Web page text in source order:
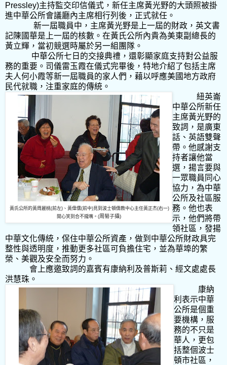
Pressley)主持監交印信儀式，新任主席黃光野的大頭照被掛
進中華公所會議廳內主席相行列後，正式就任。
新一屆職員中，主席黃光野是上一屆的財政，英文書
記陳國華是上一屆的核數。在黃氏公所內貴為美東副總長的
黃立輝，當初競選時屬於另一組團隊。
中華公所七日的交接典禮，還彰顯家庭支持對公益服
務的重要。司儀雷玉霞在儀式完畢後，特地介紹了包括主席
夫人何小霞等新一屆職員的家人們，藉以呼應美國地方政府
民代就職，注重家庭的傳統。
黃氏公所的黃周麗桃(前左) 、黃偉儒(前中)見到波士頓僑教中心主任黃正杰(右一)
開心笑到合不攏嘴。 (周菊子攝)
紐英崙
中華公所新任
主席黃光野的
致詞，是廣東
話、英語雙聲
帶。他感謝支
持者讓他當
選，揚言要與
一眾職員同心
協力，為中華
公所及社區服
務。他也表
示，他們將帶
領社區，發揚
中華文化傳統，保住中華公所資產，做到中華公所財政具完
整性與透明度，推動更多社區可負擔住宅，並為華埠的繁
榮、美觀及安全而努力。
會上應邀致詞的嘉賓有康納利及普斯莉、經文處處長
洪慧珠。
康納
利表示中華
公所是個重
要機構，服
務的不只是
華人，更包
括整個波士
頓市社區，